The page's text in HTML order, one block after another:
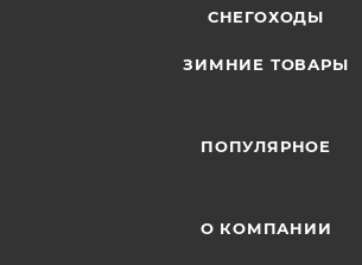
СНЕГОХОДЫ
ЗИМНИЕ ТОВАРЫ
ПОПУЛЯРНОЕ
О КОМПАНИИ